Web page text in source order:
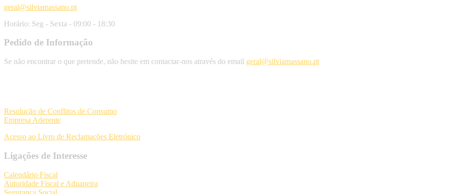
geral@silviamassano.pt
Horário: Seg - Sexta - 09:00 - 18:30
Pedido de Informação
Se não encontrar o que pretende, não hesite em contactar-nos através do email geral@silviamassano.pt
Resolução de Conflitos de Consumo
Empresa Aderente
Acesso ao Livro de Reclamações Eletrónico
Ligações de Interesse
Calendário Fiscal
Autoridade Fiscal e Aduaneira
Segurança Social